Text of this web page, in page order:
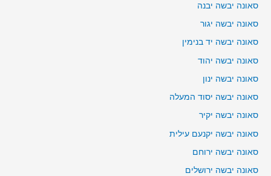
סאונה יבשה יבנה
סאונה יבשה יגור
סאונה יבשה יד בנימין
סאונה יבשה יהוד
סאונה יבשה ינון
סאונה יבשה יסוד המעלה
סאונה יבשה יקיר
סאונה יבשה יקנעם עילית
סאונה יבשה ירוחם
סאונה יבשה ירושלים